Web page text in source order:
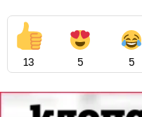
13 5 5